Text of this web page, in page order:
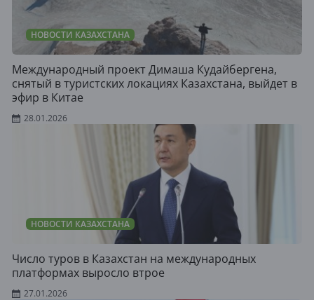
НОВОСТИ КАЗАХСТАНА
Международный проект Димаша Кудайбергена,
снятый в туристских локациях Казахстана, выйдет в
эфир в Китае
28.01.2026
НОВОСТИ КАЗАХСТАНА
Число туров в Казахстан на международных
платформах выросло втрое
27.01.2026